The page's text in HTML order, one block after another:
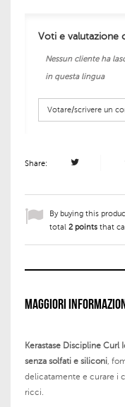
Voti e valutazione
Nessun cliente ha
in questa lingua
Votare/scrivere un
Share:
By buying this
total 2 points that
MAGGIORI
Kerastase Discipline Curl
senza solfati e siliconi,
delicatamente e curare i
ricci.